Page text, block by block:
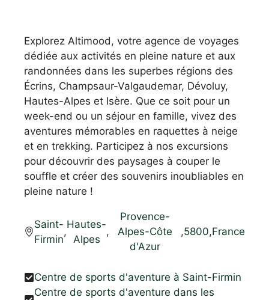
Explorez Altimood, votre agence de voyages
dédiée aux activités en pleine nature et aux
randonnées dans les superbes régions des
Écrins, Champsaur-Valgaudemar, Dévoluy,
Hautes-Alpes et Isère. Que ce soit pour un
week-end ou un séjour en famille, vivez des
aventures mémorables en raquettes à neige
et en trekking. Participez à nos excursions
pour découvrir des paysages à couper le
souffle et créer des souvenirs inoubliables en
pleine nature !
Saint-
Firmin
,
Hautes-
Alpes
,
Provence-
Alpes-Côte
d'Azur
,5800,France
Centre de sports d'aventure à Saint-Firmin
Centre de sports d'aventure dans les